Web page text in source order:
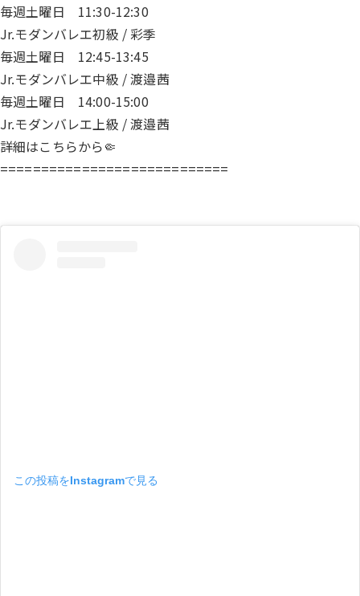
毎週土曜日 11:30-12:30
Jr.モダンバレエ初級 / 彩季
毎週土曜日 12:45-13:45
Jr.モダンバレエ中級 / 渡邉茜
毎週土曜日 14:00-15:00
Jr.モダンバレエ上級 / 渡邉茜
詳細はこちらから🤏
============================
この投稿をInstagramで見る